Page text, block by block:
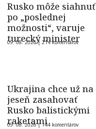
Rusko môže siahnuť
po „poslednej
možnosti“, varuje
turecký minister
09. 08. 2026 | 214 komentárov
Ukrajina chce už na
jeseň zasahovať
Rusko balistickými
raketami
09. 08. 2026 |144 komentárov